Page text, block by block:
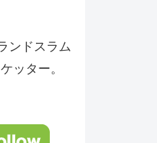
ンドスラム
ッター。